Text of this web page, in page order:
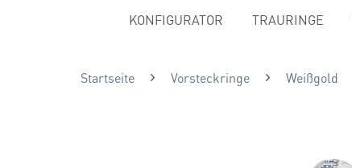
KONFIGURATOR TRAURINGE
Startseite Vorsteckringe Weißgold